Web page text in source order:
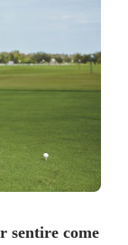
sentire come